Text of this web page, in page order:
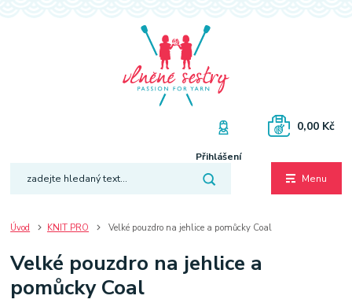
Menu
Přihlášení
0,00 Kč
Úvod KNIT PRO Velké pouzdro na jehlice a pomůcky Coal
Velké pouzdro na jehlice a
pomůcky Coal